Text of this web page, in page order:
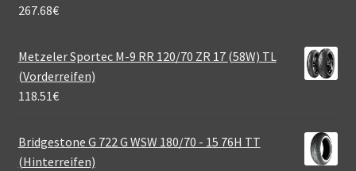
267.68€
Metzeler Sportec M-9 RR 120/70 ZR 17 (58W) TL
(Vorderreifen)
118.51€
Bridgestone G 722 G WSW 180/70 - 15 76H TT
(Hinterreifen)